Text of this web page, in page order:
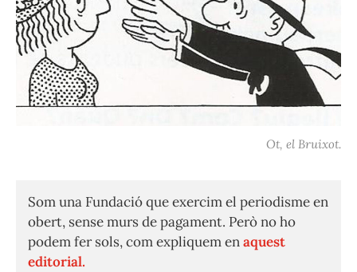
Ot, el Bruixot.
Som una Fundació que exercim el periodisme en
obert, sense murs de pagament. Però no ho
podem fer sols, com expliquem enaquest
editorial.